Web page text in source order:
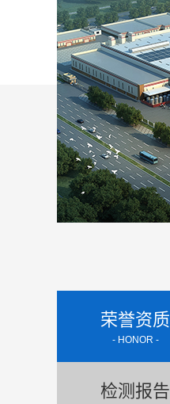
荣誉资质
- HONOR -
检测报告